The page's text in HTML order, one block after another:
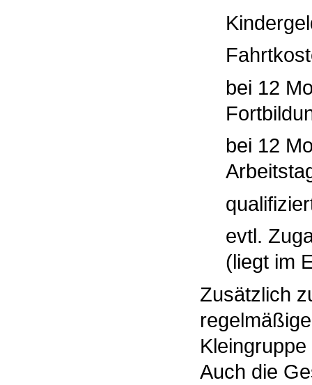
bei 12
bei 12
evtl.
(liegt im
Zusätzlich
Auch die